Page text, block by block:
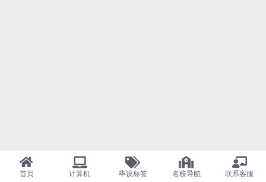
首页 计算机 毕设标签 名校导航 联系客服